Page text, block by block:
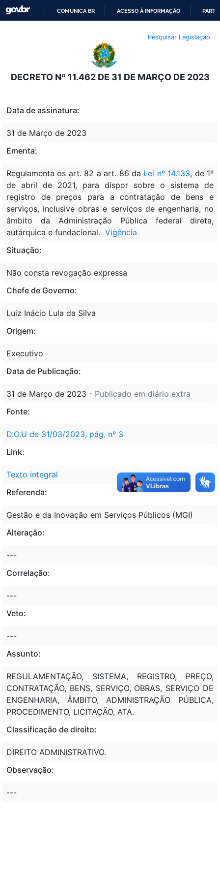
O
CONTEÚDO
COMUNICA BR ACESSO À INFORMAÇÃO
Pesquisar Legislação
DECRETO Nº 11.462 DE 31 DE MARÇO DE 2023
Data de assinatura:
31 de Março de 2023
Ementa:
Regulamenta os art. 82 a art. 86 da Lei nº 14.133, de 1º
de abril de 2021, para dispor sobre o sistema de
registro de preços para a contratação de bens e
serviços, inclusive obras e serviços de engenharia, no
âmbito da Administração Pública federal direta,
autárquica e fundacional. Vigência
Situação:
Não consta revogação expressa
Chefe de Governo:
Luiz Inácio Lula da Silva
Origem:
Executivo
Data de Publicação:
31 de Março de 2023 - Publicado em diário extra
Fonte:
D.O.U de 31/03/2023, pág. nº 3
Link:
Texto integral
Referenda:
Gestão e da Inovação em Serviços Públicos (MGI)
Alteração:
---
Correlação:
---
Veto:
---
Assunto:
REGULAMENTAÇÃO, SISTEMA, REGISTRO, PREÇO,
CONTRATAÇÃO, BENS, SERVIÇO, OBRAS, SERVIÇO DE
ENGENHARIA, ÂMBITO, ADMINISTRAÇÃO PÚBLICA,
PROCEDIMENTO, LICITAÇÃO, ATA.
Classificação de direito:
DIREITO ADMINISTRATIVO.
Observação:
---